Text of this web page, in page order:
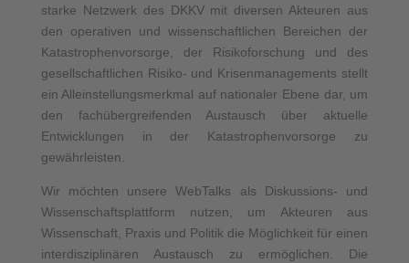
starke Netzwerk des DKKV mit diversen Akteuren aus
den operativen und wissenschaftlichen Bereichen der
Katastrophenvorsorge, der Risikoforschung und des
gesellschaftlichen Risiko- und Krisenmanagements stellt
ein Alleinstellungsmerkmal auf nationaler Ebene dar, um
den fachübergreifenden Austausch über aktuelle
Entwicklungen in der Katastrophenvorsorge zu
gewährleisten.
Wir möchten unsere WebTalks als Diskussions- und
Wissenschaftsplattform nutzen, um Akteuren aus
Wissenschaft, Praxis und Politik die Möglichkeit für einen
interdisziplinären Austausch zu ermöglichen. Die